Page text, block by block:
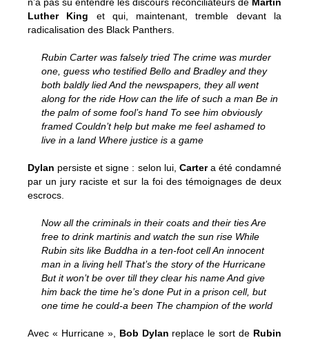
n’a pas su entendre les discours réconciliateurs de Martin
Luther King et qui, maintenant, tremble devant la
radicalisation des Black Panthers.
Rubin Carter was falsely tried The crime was murder
one, guess who testified Bello and Bradley and they
both baldly lied And the newspapers, they all went
along for the ride How can the life of such a man Be in
the palm of some fool’s hand To see him obviously
framed Couldn’t help but make me feel ashamed to
live in a land Where justice is a game
Dylan persiste et signe : selon lui, Cartera été condamné
par un jury raciste et sur la foi des témoignages de deux
escrocs.
Now all the criminals in their coats and their ties Are
free to drink martinis and watch the sun rise While
Rubin sits like Buddha in a ten-foot cell An innocent
man in a living hell That’s the story of the Hurricane
But it won’t be over till they clear his name And give
him back the time he’s done Put in a prison cell, but
one time he could-a been The champion of the world
Avec « Hurricane », Bob Dylan replace le sort de Rubin